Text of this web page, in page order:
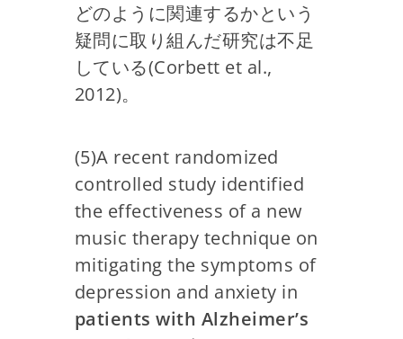
どのように関連するかという
疑問に取り組んだ研究は不足
している(Corbett et al.,
2012)。
(5)A recent randomized
controlled study identified
the effectiveness of a new
music therapy technique on
mitigating the symptoms of
depression and anxiety in
patients with Alzheimer’s